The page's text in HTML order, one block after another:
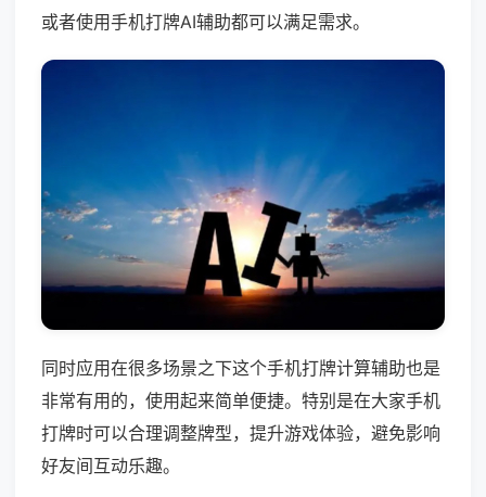
或者使用手机打牌AI辅助都可以满足需求。
同时应用在很多场景之下这个手机打牌计算辅助也是
非常有用的，使用起来简单便捷。特别是在大家手机
打牌时可以合理调整牌型，提升游戏体验，避免影响
好友间互动乐趣。